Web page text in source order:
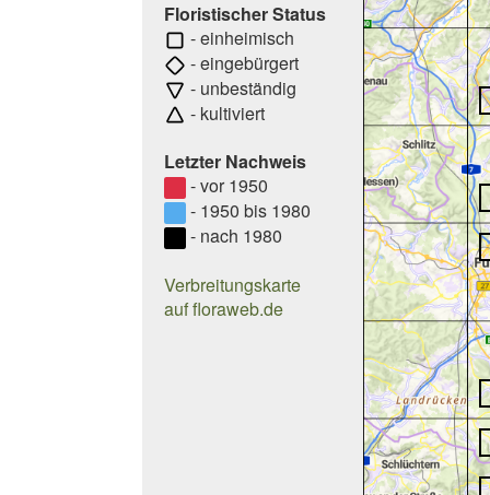
Floristischer Status
- einheimisch
- eingebürgert
- unbeständig
- kultiviert
Letzter Nachweis
- vor 1950
- 1950 bis 1980
- nach 1980
Verbreitungskarte
auf floraweb.de